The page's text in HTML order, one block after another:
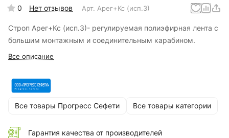
0 Нет отзывов Арт. Арег+Кс (исп.3)
Строп Арег+Кс (исп.3)- регулируемая полиэфирная лента с
большим монтажным и соединительным карабином.
Все описание
Все товары Прогресс Сефети Все товары категории
Гарантия качества от производителей